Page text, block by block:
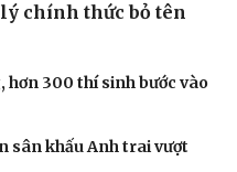
lý chính thức bỏ tên
hơn 300 thí sinh bước vào
sân khấu Anh trai vượt